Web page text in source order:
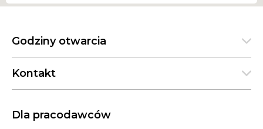
na zajęcia kupisz u nas za 8 zł, Multikarnet Open za 160
zł. Warto spróbować i aktywnie spędzać czas z rodziną.
Godziny otwarcia
Kontakt
Dla pracodawców